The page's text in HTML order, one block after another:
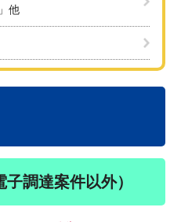
他
調達案件以外）